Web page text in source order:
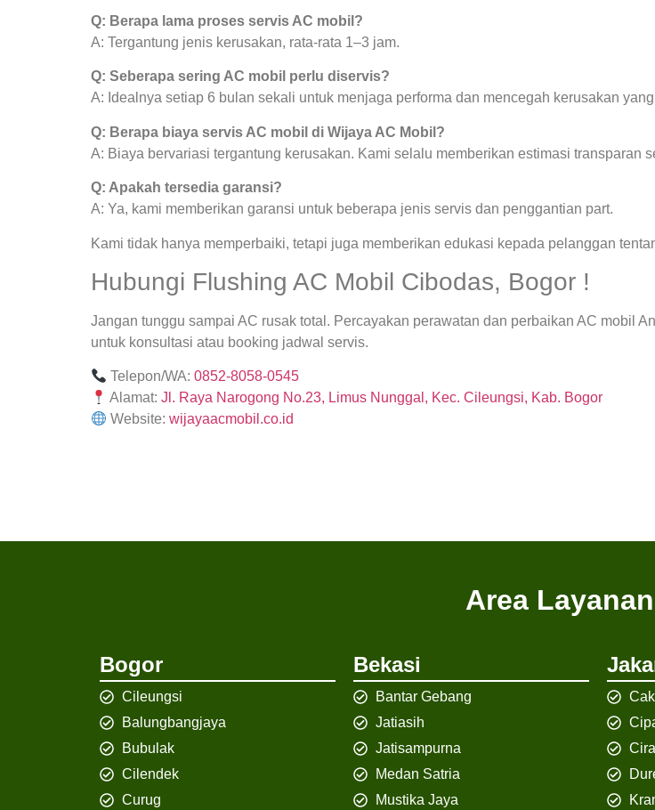
Q: Berapa lama proses servis AC mobil?
A: Tergantung jenis kerusakan, rata-rata 1–3 jam.
Q: Seberapa sering AC mobil perlu diservis?
A: Idealnya setiap 6 bulan sekali untuk menjaga performa dan mencegah kerusakan
Q: Berapa biaya servis AC mobil di Wijaya AC Mobil?
A: Biaya bervariasi tergantung kerusakan. Kami selalu memberikan estimasi transparan
Q: Apakah tersedia garansi?
A: Ya, kami memberikan garansi untuk beberapa jenis servis dan penggantian part.
Kami tidak hanya memperbaiki, tetapi juga memberikan edukasi kepada pelanggan
Hubungi Flushing AC Mobil Cibodas, Bogor !
Jangan tunggu sampai AC rusak total. Percayakan perawatan dan perbaikan AC mobil
untuk konsultasi atau booking jadwal servis.
Telepon/WA:0852-8058-0545
Alamat:Jl. Raya Narogong No.23, Limus Nunggal, Kec. Cileungsi, Kab. Bogor
Website:wijayaacmobil.co.id
Area
Bogor
Cileungsi
Balungbangjaya
Bubulak
Cilendek
Curug
Bekasi
Bantar Gebang
Jatiasih
Jatisampurna
Medan Satria
Mustika Jaya